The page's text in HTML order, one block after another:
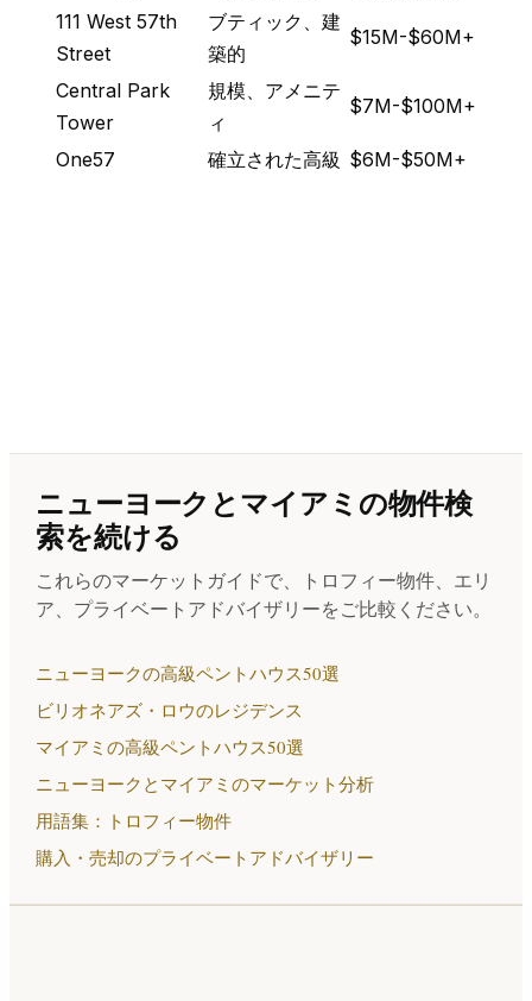
111 West 57th
Street
ブティック、建
築的
$15M-$60M+
Central Park
Tower
規模、アメニテ
ィ
$7M-$100M+
One57 確立された高級 $6M-$50M+
ニューヨークとマイアミの物件検
索を続ける
これらのマーケットガイドで、トロフィー物件、エリ
ア、プライベートアドバイザリーをご比較ください。
ニューヨークの高級ペントハウス50選
ビリオネアズ・ロウのレジデンス
マイアミの高級ペントハウス50選
ニューヨークとマイアミのマーケット分析
用語集：トロフィー物件
購入・売却のプライベートアドバイザリー